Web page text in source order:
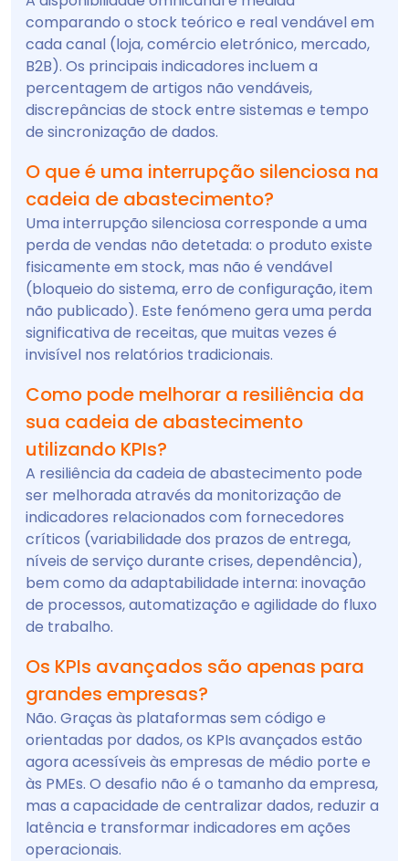
comparando o stock teórico e real vendável em
cada canal (loja, comércio eletrónico, mercado,
B2B). Os principais indicadores incluem a
percentagem de artigos não vendáveis,
discrepâncias de stock entre sistemas e tempo
de sincronização de dados.
O que é uma interrupção silenciosa na
cadeia de abastecimento?
Uma interrupção silenciosa corresponde a uma
perda de vendas não detetada: o produto existe
fisicamente em stock, mas não é vendável
(bloqueio do sistema, erro de configuração, item
não publicado). Este fenómeno gera uma perda
significativa de receitas, que muitas vezes é
invisível nos relatórios tradicionais.
Como pode melhorar a resiliência da
sua cadeia de abastecimento
utilizando KPIs?
A resiliência da cadeia de abastecimento pode
ser melhorada através da monitorização de
indicadores relacionados com fornecedores
críticos (variabilidade dos prazos de entrega,
níveis de serviço durante crises, dependência),
bem como da adaptabilidade interna: inovação
de processos, automatização e agilidade do fluxo
de trabalho.
Os KPIs avançados são apenas para
grandes empresas?
Não. Graças às plataformas sem código e
orientadas por dados, os KPIs avançados estão
agora acessíveis às empresas de médio porte e
às PMEs. O desafio não é o tamanho da empresa,
mas a capacidade de centralizar dados, reduzir a
latência e transformar indicadores em ações
operacionais.